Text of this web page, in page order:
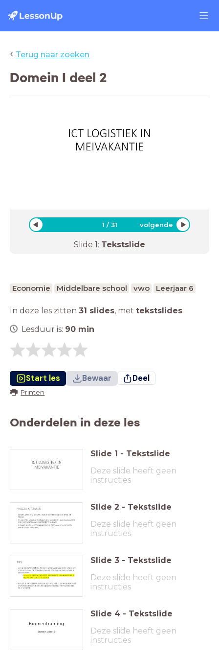
‹ Terug naar zoeken
Domein I deel 2
1 /31 volgende
Slide 1: Tekstslide
Economie Middelbare school vwo Leerjaar 6
In deze les zitten 31 slides, met tekstslides.
Lesduur is: 90 min
Start les Bewaar Deel
Printen
Onderdelen in deze les
Slide 1 - Tekstslide
Deze slide heeft geen
instructies
Slide 2 - Tekstslide
Deze slide heeft geen
instructies
Slide 3 - Tekstslide
Deze slide heeft geen
instructies
Examentraining
Domein I, deel 2
Slide 4 - Tekstslide
Deze slide heeft geen
instructies